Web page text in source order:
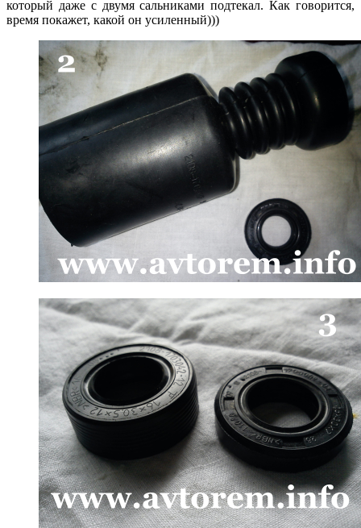
который даже с двумя сальниками подтекал. Как говорится,
время покажет, какой он усиленный)))